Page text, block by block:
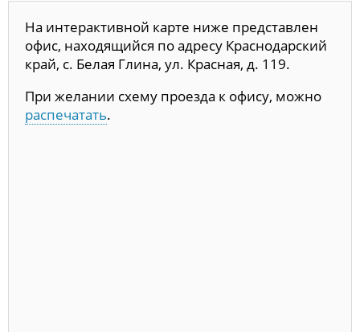
На интерактивной карте ниже представлен
офис, находящийся по адресу Краснодарский
край, с. Белая Глина, ул. Красная, д. 119.
При желании схему проезда к офису, можно
распечатать.